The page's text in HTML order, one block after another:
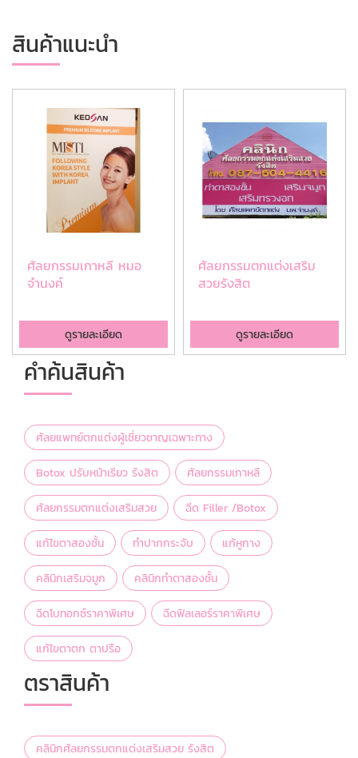
สินค้าแนะนำ
ศัลยกรรมเกาหลี หมอ
จำนงค์
ดูรายละเอียด
ศัลยกรรมตกแต่งเสริม
สวยรังสิต
ดูรายละเอียด
คำค้นสินค้า
ศัลยแพทย์ตกแต่งผู้เชี่ยวชาญเฉพาะทาง
Botox ปรับหน้าเรียว รังสิต ศัลยกรรมเกาหลี
ศัลยกรรมตกแต่งเสริมสวย ฉีด Filler /Botox
แก้ไขตาสองชั้น ทำปากกระจับ แก้หูกาง
คลินิกเสริมจมูก คลินิกทำตาสองชั้น
ฉีดโบทอกซ์ราคาพิเศษ ฉีดฟิลเลอร์ราคาพิเศษ
แก้ไขตาตก ตาปรือ
ตราสินค้า
คลินิกศัลยกรรมตกแต่งเสริมสวย รังสิต